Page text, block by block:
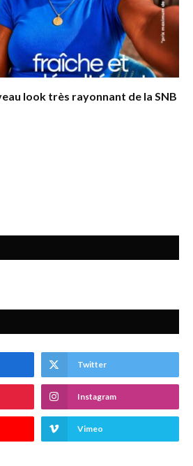
look très rayonnant de la SNB
Twitter
Instagram
Vimeo